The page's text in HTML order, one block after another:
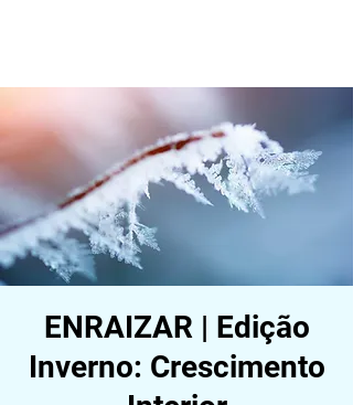
ENRAIZAR | Edição
Inverno: Crescimento